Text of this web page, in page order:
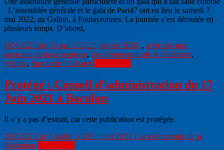
L’assemblée générale et le gala de Pari47 ont eu lieu le samedi 7
mai 2022, au Galion, à Foulayronnes. La journée s’est déroulée en
plusieurs temps. D’abord,
DOUEZ Eric 23 mai 202223 janvier 2024 ., a vie des nos
associations dans la presse, Les évènements de la fédération,
Médias, Spectacle / Cabaret
Protégé : Conseil d’administration du 17
Juin 2021 à Bacalan
Il n’y a pas d’extrait, car cette publication est protégée.
DOUEZ Eric 5 juillet 2021 5 juillet 2021 Les évènements de la
fédération